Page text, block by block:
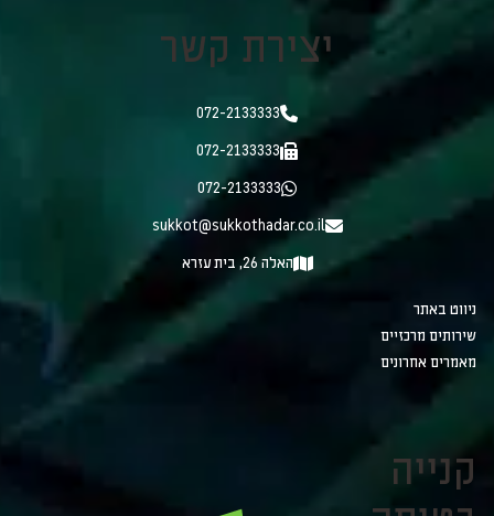
יצירת קשר
072-2133333
072-2133333
072-2133333
sukkot@sukkothadar.co.il
האלה 26, בית עזרא
ניווט באתר
שירותים מרכזיים
מאמרים אחרונים
קנייה